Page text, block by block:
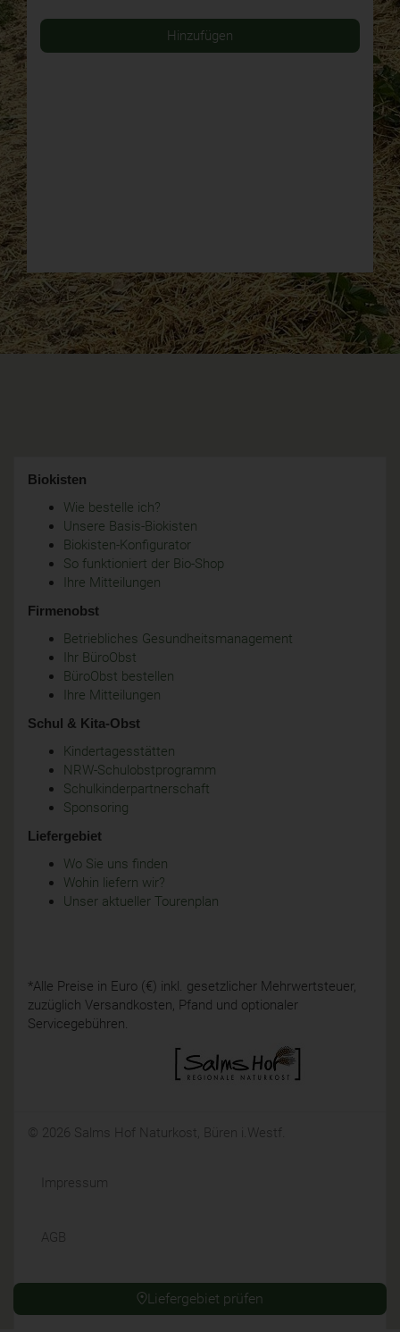
Hinzufügen
Liefergebiet prüfen
Biokisten
Wie bestelle ich?
Unsere Basis-Biokisten
Biokisten-Konfigurator
So funktioniert der Bio-Shop
Ihre Mitteilungen
Firmenobst
Betriebliches Gesundheitsmanagement
Ihr BüroObst
BüroObst bestellen
Ihre Mitteilungen
Schul & Kita-Obst
Kindertagesstätten
NRW-Schulobstprogramm
Schulkinderpartnerschaft
Sponsoring
Liefergebiet
Wo Sie uns finden
Wohin liefern wir?
Unser aktueller Tourenplan
*Alle Preise in Euro (€) inkl. gesetzlicher Mehrwertsteuer,
zuzüglich Versandkosten, Pfand und optionaler
Servicegebühren.
© 2026 Salms Hof Naturkost, Büren i.Westf.
Impressum
AGB